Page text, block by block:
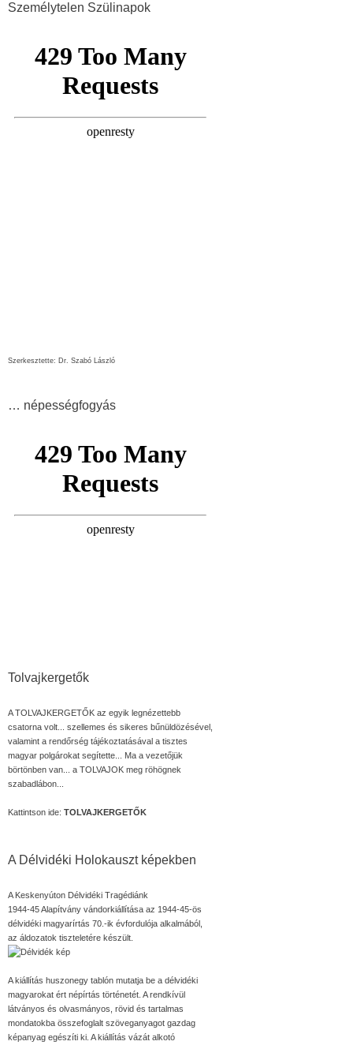
Személytelen Szülinapok
Szerkesztette: Dr. Szabó László
… népességfogyás
Tolvajkergetők
A TOLVAJKERGETŐK az egyik legnézettebb
csatorna volt... szellemes és sikeres bűnüldözésével,
valamint a rendőrség tájékoztatásával a tisztes
magyar polgárokat segítette... Ma a vezetőjük
börtönben van... a TOLVAJOK meg röhögnek
szabadlábon...
Kattintson ide: TOLVAJKERGETŐK
A Délvidéki Holokauszt képekben
A Keskenyúton Délvidéki Tragédiánk
1944-45 Alapítvány vándorkiállítása az 1944-45-ös
délvidéki magyarírtás 70.-ik évfordulója alkalmából,
az áldozatok tiszteletére készült.
A kiállítás huszonegy tablón mutatja be a délvidéki
magyarokat ért népírtás történetét. A rendkívül
látványos és olvasmányos, rövid és tartalmas
mondatokba összefoglalt szöveganyagot gazdag
képanyag egészíti ki. A kiállítás vázát alkotó